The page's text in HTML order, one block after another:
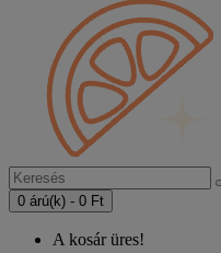
0 árú(k) - 0 Ft
A kosár üres!